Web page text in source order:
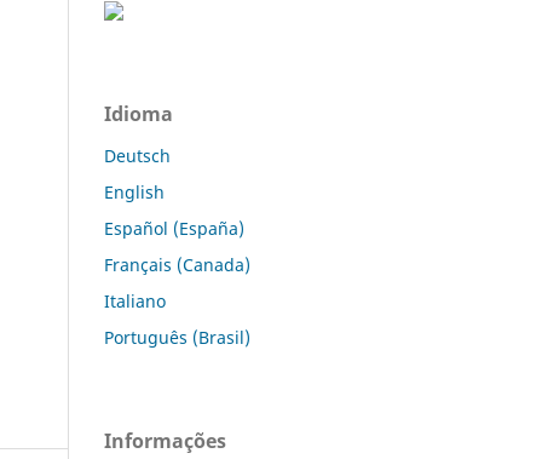
Idioma
Deutsch
English
Español (España)
Français (Canada)
Italiano
Português (Brasil)
Informações